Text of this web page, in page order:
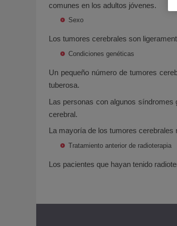
comunes en los adultos jóvenes.
Sexo
Los tumores cerebrales son
Condiciones genéticas
Un pequeño número de tumores
tuberosa.
Las personas con algunos síndromes
cerebral.
La mayoría de los tumores cerebrales
Tratamiento anterior de radioterapia
Los pacientes que hayan tenido